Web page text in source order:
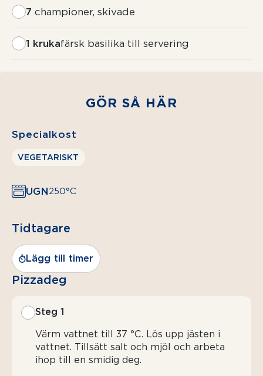
7 championer, skivade
1 krukafärsk basilika till servering
GÖR SÅ HÄR
Specialkost
VEGETARISKT
UGN250°C
Tidtagare
Lägg till timer
Pizzadeg
Steg 1
Värm vattnet till 37 °C. Lös upp jästen i
vattnet. Tillsätt salt och mjöl och arbeta
ihop till en smidig deg.